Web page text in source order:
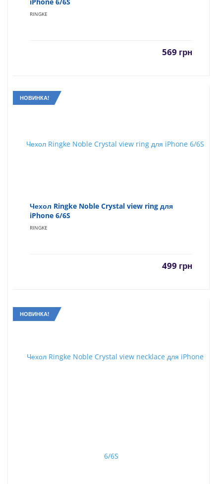
RINGKE
569 грн
НОВИНКА!
Чехол Ringke Noble Crystal view ring для
iPhone 6/6S
RINGKE
499 грн
НОВИНКА!